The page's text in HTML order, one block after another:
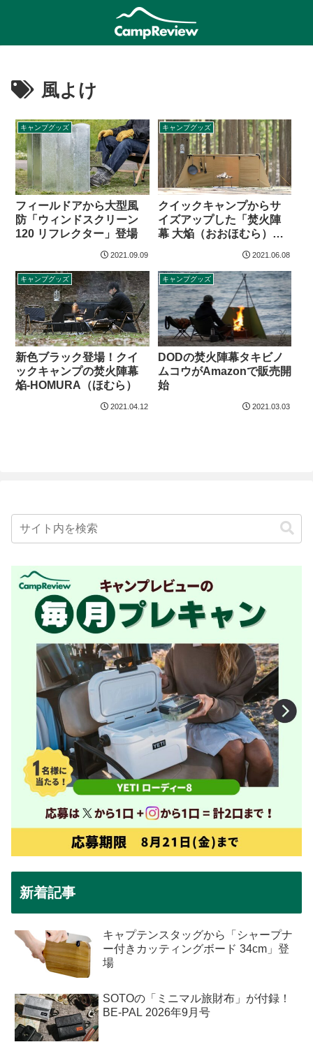
風よけ
キャンプグッズ
フィールドアから大型風
防「ウィンドスクリーン
120 リフレクター」登場
2021.09.09
キャンプグッズ
クイックキャンプからサ
イズアップした「焚火陣
幕 大焔（おおほむら）」
2021.06.08
キャンプグッズ
新色ブラック登場！クイ
ックキャンプの焚火陣幕
焔-HOMURA（ほむら）
2021.04.12
キャンプグッズ
DODの焚火陣幕タキビノ
ムコウがAmazonで販売開
始
2021.03.03
新着記事
キャプテンスタッグから「シャープナ
ー付きカッティングボード 34cm」登
場
SOTOの「ミニマル旅財布」が付録！
BE-PAL 2026年9月号